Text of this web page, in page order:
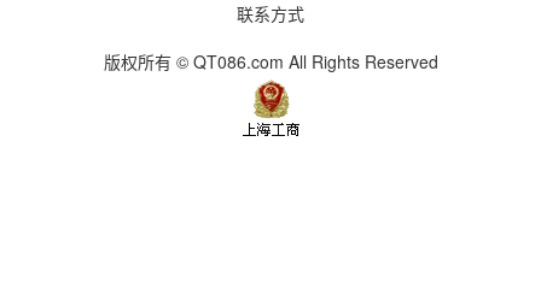
联系方式
版权所有 © QT086.com All Rights Reserved